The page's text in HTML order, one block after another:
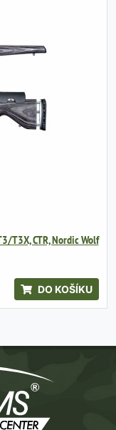
T3X, CTR, Nordic Wolf
DO KOŠÍKU